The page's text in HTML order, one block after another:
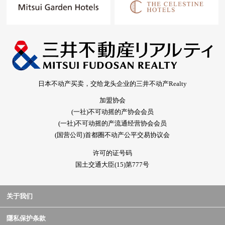
日本不动产买卖，交给龙头企业的三井不动产Realty
加盟协会
(一社)不可动摇的产协会会员
(一社)不可动摇的产流通经营协会会员
(国营公司)首都圈不动产公平交易协议会
许可的证号码
国土交通大臣(15)第777号
关于我们
隱私保护条款